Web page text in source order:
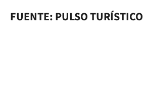
FUENTE: PULSO TURÍSTICO